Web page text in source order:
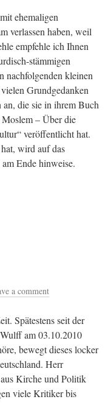
ehemaligen
verlassen haben, weil
empfehle ich Ihnen
stämmigen
nachfolgenden kleinen
Grundgedanken
die sie in ihrem Buch
– Über die
veröffentlicht hat.
wird auf das
Ende hinweise.
a comment
Spätestens seit der
am 03.10.2010
bewegt dieses locker
Herr
Kirche und Politik
viele Kritiker bis